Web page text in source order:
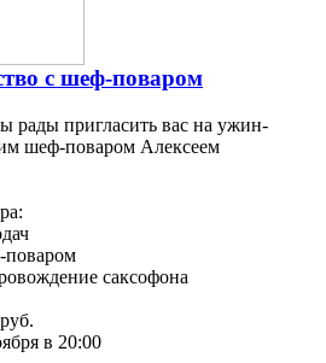
с шеф-поваром
рады пригласить вас на ужин-
шеф-поваром Алексеем
поваром
саксофона
в 20:00